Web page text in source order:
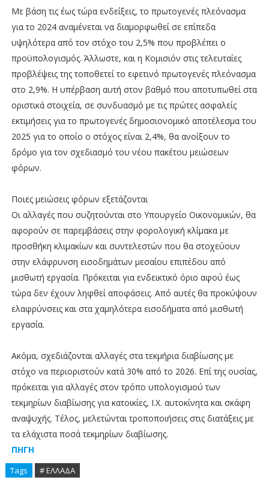
Με βάση τις έως τώρα ενδείξεις, το πρωτογενές πλεόνασμα
για το 2024 αναμένεται να διαμορφωθεί σε επίπεδα
υψηλότερα από τον στόχο του 2,5% που προβλέπει ο
προϋπολογισμός. Άλλωστε, και η Κομισιόν στις τελευταίες
προβλέψεις της τοποθετεί το εφετινό πρωτογενές πλεόνασμα
στο 2,9%. Η υπέρβαση αυτή στον βαθμό που αποτυπωθεί στα
οριστικά στοιχεία, σε συνδυασμό με τις πρώτες ασφαλείς
εκτιμήσεις για το πρωτογενές δημοσιονομικό αποτέλεσμα του
2025 για το οποίο ο στόχος είναι 2,4%, θα ανοίξουν το
δρόμο για τον σχεδιασμό του νέου πακέτου μειώσεων
φόρων.
Ποιες μειώσεις φόρων εξετάζονται
Οι αλλαγές που συζητούνται στο Υπουργείο Οικονομικών, θα
αφορούν σε παρεμβάσεις στην φορολογική κλίμακα με
προσθήκη κλιμακίων και συντελεστών που θα στοχεύουν
στην ελάφρυνση εισοδημάτων μεσαίου επιπέδου από
μισθωτή εργασία. Πρόκειται για ενδεικτικό όριο αφού έως
τώρα δεν έχουν ληφθεί αποφάσεις. Από αυτές θα προκύψουν
ελαφρύνσεις και στα χαμηλότερα εισοδήματα από μισθωτή
εργασία.
Ακόμα, σχεδιάζονται αλλαγές στα τεκμήρια διαβίωσης με
στόχο να περιοριστούν κατά 30% από το 2026. Επί της ουσίας,
πρόκειται για αλλαγές στον τρόπο υπολογισμού των
τεκμηρίων διαβίωσης για κατοικίες, Ι.Χ. αυτοκίνητα και σκάφη
αναψυχής. Τέλος, μελετώνται τροποποιήσεις στις διατάξεις με
τα ελάχιστα ποσά τεκμηρίων διαβίωσης.
ΠΗΓΗ
Tags # ΕΛΛΑΔΑ